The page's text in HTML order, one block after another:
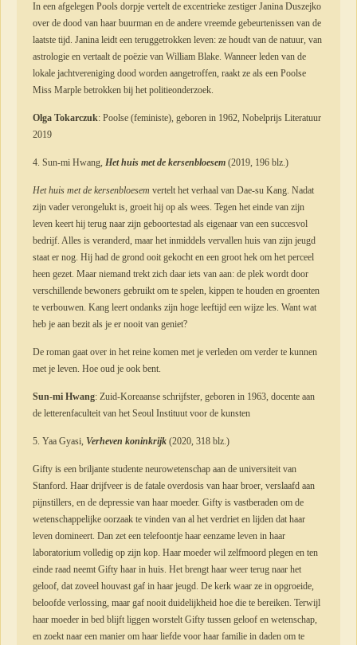
In een afgelegen Pools dorpje vertelt de excentrieke zestiger Janina Duszejko
over de dood van haar buurman en de andere vreemde gebeurtenissen van de
laatste tijd. Janina leidt een teruggetrokken leven: ze houdt van de natuur, van
astrologie en vertaalt de poëzie van William Blake. Wanneer leden van de
lokale jachtvereniging dood worden aangetroffen, raakt ze als een Poolse
Miss Marple betrokken bij het politieonderzoek.
Olga Tokarczuk: Poolse (feministe), geboren in 1962, Nobelprijs Literatuur
2019
4. Sun-mi Hwang, Het huis met de kersenbloesem (2019, 196 blz.)
Het huis met de kersenbloesem vertelt het verhaal van Dae-su Kang. Nadat
zijn vader verongelukt is, groeit hij op als wees. Tegen het einde van zijn
leven keert hij terug naar zijn geboortestad als eigenaar van een succesvol
bedrijf. Alles is veranderd, maar het inmiddels vervallen huis van zijn jeugd
staat er nog. Hij had de grond ooit gekocht en een groot hek om het perceel
heen gezet. Maar niemand trekt zich daar iets van aan: de plek wordt door
verschillende bewoners gebruikt om te spelen, kippen te houden en groenten
te verbouwen. Kang leert ondanks zijn hoge leeftijd een wijze les. Want wat
heb je aan bezit als je er nooit van geniet?
De roman gaat over in het reine komen met je verleden om verder te kunnen
met je leven. Hoe oud je ook bent.
Sun-mi Hwang: Zuid-Koreaanse schrijfster, geboren in 1963, docente aan
de letterenfaculteit van het Seoul Instituut voor de kunsten
5. Yaa Gyasi, Verheven koninkrijk (2020, 318 blz.)
Gifty is een briljante studente neurowetenschap aan de universiteit van
Stanford. Haar drijfveer is de fatale overdosis van haar broer, verslaafd aan
pijnstillers, en de depressie van haar moeder. Gifty is vastberaden om de
wetenschappelijke oorzaak te vinden van al het verdriet en lijden dat haar
leven domineert. Dan zet een telefoontje haar eenzame leven in haar
laboratorium volledig op zijn kop. Haar moeder wil zelfmoord plegen en ten
einde raad neemt Gifty haar in huis. Het brengt haar weer terug naar het
geloof, dat zoveel houvast gaf in haar jeugd. De kerk waar ze in opgroeide,
beloofde verlossing, maar gaf nooit duidelijkheid hoe die te bereiken. Terwijl
haar moeder in bed blijft liggen worstelt Gifty tussen geloof en wetenschap,
en zoekt naar een manier om haar liefde voor haar familie in daden om te